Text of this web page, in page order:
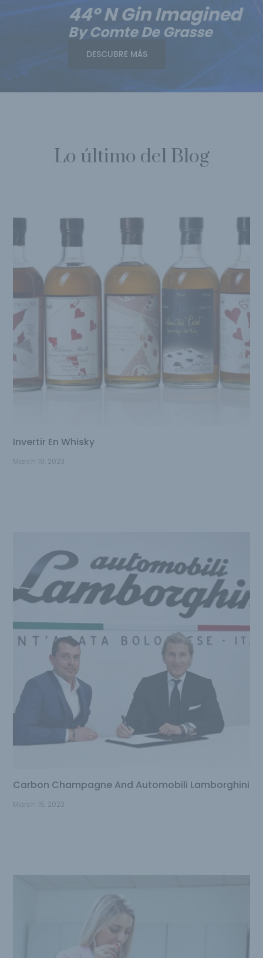
44º N Gin Imagined
By Comte De Grasse
DESCUBRE MÁS
Lo último del Blog
Invertir En Whisky
March 19, 2023
Carbon Champagne And Automobili Lamborghini
March 15, 2023